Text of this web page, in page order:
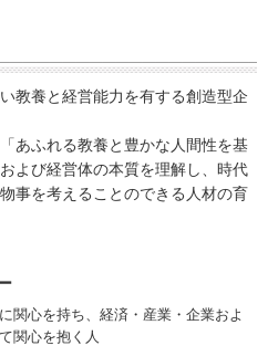
教養と経営能力を有する創造型企
あふれる教養と豊かな人間性を基
よび経営体の本質を理解し、時代
事を考えることのできる人材の育
関心を持ち、経済・産業・企業およ
関心を抱く人